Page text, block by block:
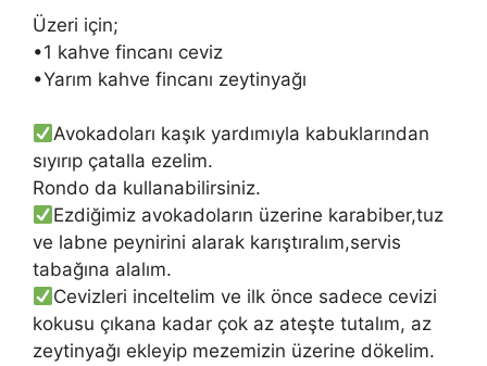
Üzeri için;
•1 kahve fincanı ceviz
•Yarım kahve fincanı zeytinyağı
Avokadoları kaşık yardımıyla kabuklarından
sıyırıp çatalla ezelim.
Rondo da kullanabilirsiniz.
Ezdiğimiz avokadoların üzerine karabiber,tuz
ve labne peynirini alarak karıştıralım,servis
tabağına alalım.
Cevizleri inceltelim ve ilk önce sadece cevizi
kokusu çıkana kadar çok az ateşte tutalım, az
zeytinyağı ekleyip mezemizin üzerine dökelim.